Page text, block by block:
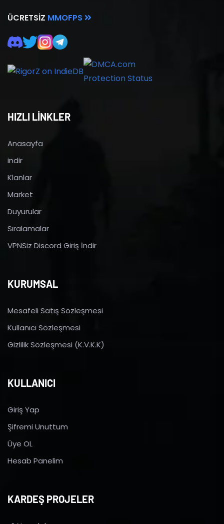
ÜCRETSIZ MMOFPS
HIZLI LİNKLER
Anasayfa
indir
Klanlar
Market
Duyurular
Sıralamalar
VPNSiz Discord Giriş İndir
KURUMSAL
Mesafeli Satış Sözleşmesi
Kullanıcı Sözleşmesi
Gizlilik Sözleşmesi (K.V.K.K)
KULLANICI
Giriş Yap
Şifremi Unuttum
Üye OL
Hesab Panelim
KARDEŞ PROJELER